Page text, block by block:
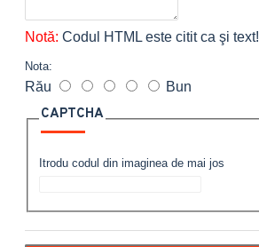
Notă: Codul HTML este citit ca şi text!
Nota:
Rău Bun
CAPTCHA
Itrodu codul din imaginea de mai jos